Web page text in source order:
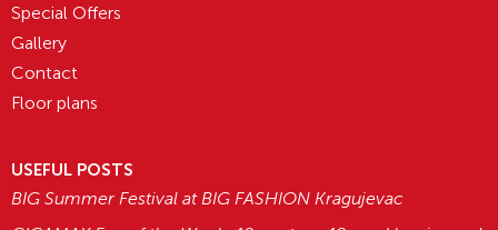
Special Offers
Gallery
Contact
Floor plans
USEFUL POSTS
BIG Summer Festival at BIG FASHION Kragujevac